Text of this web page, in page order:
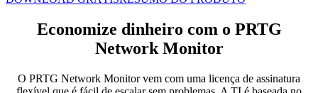
Economize dinheiro com o PRTG
Network Monitor
O PRTG Network Monitor vem com uma licença de assinatura